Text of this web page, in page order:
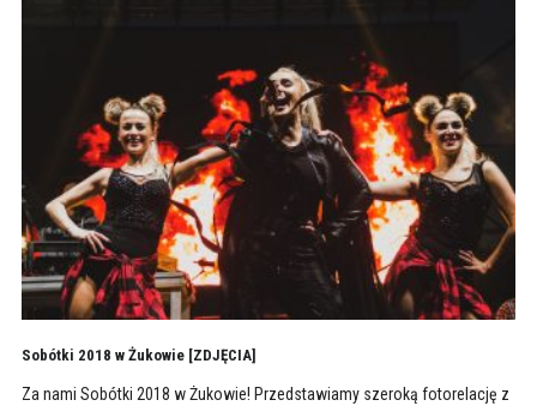
Sobótki 2018 w Żukowie [ZDJĘCIA]
Za nami Sobótki 2018 w Żukowie! Przedstawiamy szeroką fotorelację z